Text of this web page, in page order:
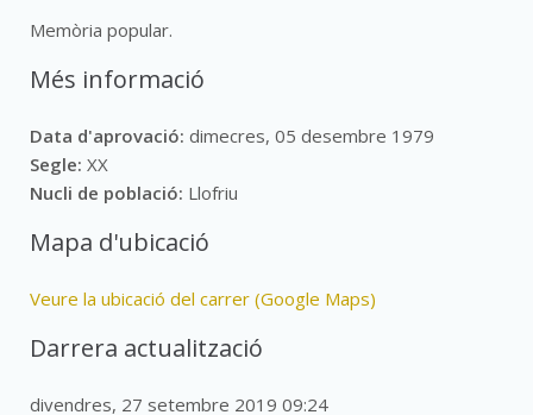
Memòria popular.
Més informació
Data d'aprovació: dimecres, 05 desembre 1979
Segle: XX
Nucli de població: Llofriu
Mapa d'ubicació
Veure la ubicació del carrer (Google Maps)
Darrera actualització
divendres, 27 setembre 2019 09:24